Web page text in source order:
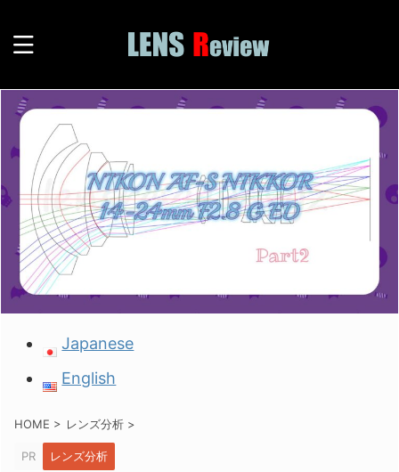
Japanese
English
HOME > レンズ分析 >
PR レンズ分析